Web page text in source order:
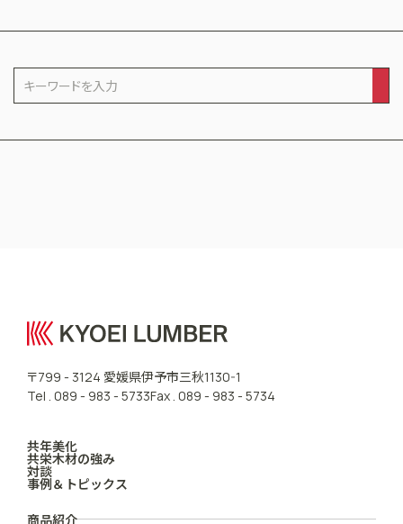
〒799 - 3124 愛媛県伊予市三秋1130-1
Tel . 089 - 983 - 5733Fax . 089 - 983 - 5734
共年美化
共栄木材の強み
対談
事例＆トピックス
商品紹介